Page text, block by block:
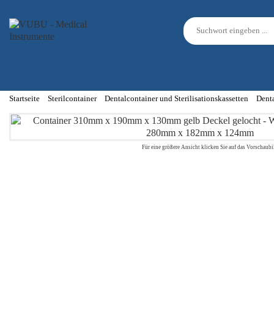
Startseite Sterilcontainer Dentalcontainer und Sterilisationskassetten
Für eine größere Ansicht klicken Sie auf das